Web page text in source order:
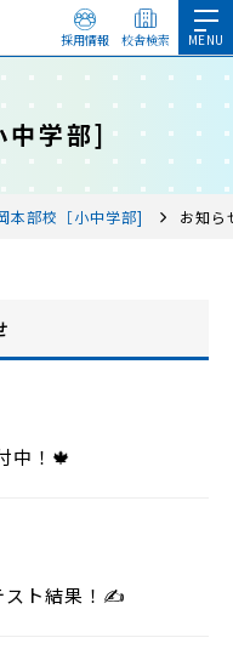
採用情報 校舎検索
中学部]
本部校［小中学部] お知ら
中！🍁
ト結果！✍